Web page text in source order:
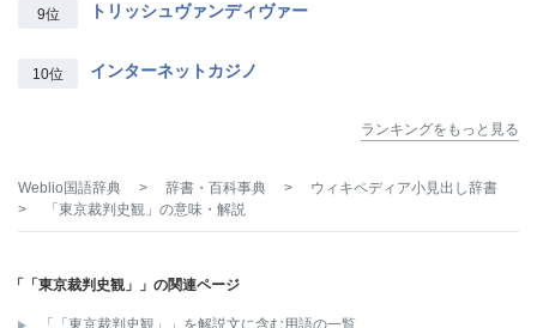
9位 トリッシュヴァンディヴァー
10位 インターネットカジノ
ランキングをもっと見る
Weblio国語辞典 > 辞書・百科事典 >
ウィキペディア小見出し辞書
>
「東京裁判史観」 の意味・解説
「「東京裁判史観」」の関連ページ
「「東京裁判史観」」を解説文に含む用語の一覧